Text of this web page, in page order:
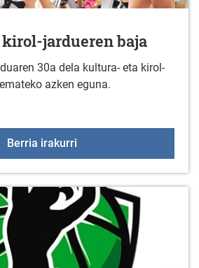
jardueren baja
30a dela kultura- eta kirol-
azken eguna.
Berria irakurri